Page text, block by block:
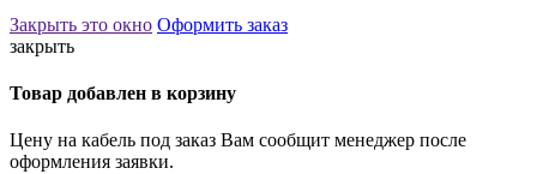
Закрыть это окно Оформить заказ
закрыть
Товар добавлен в корзину
Цену на кабель под заказ Вам сообщит менеджер после
оформления заявки.